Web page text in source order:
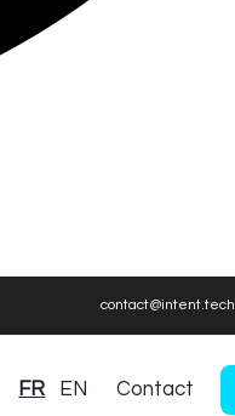
contact@intent.tech
FR EN Contact